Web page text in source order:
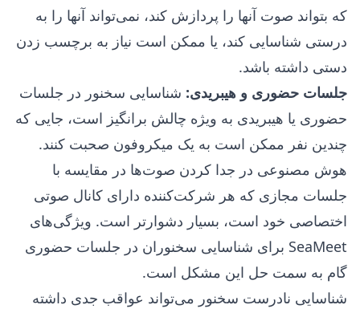
که بتواند صوت آنها را پردازش کند، نمی‌تواند آنها را به
درستی شناسایی کند، یا ممکن است نیاز به برچسب زدن
دستی داشته باشد.
جلسات حضوری و هیبریدی: شناسایی سخنور در جلسات
حضوری یا هیبریدی به ویژه چالش برانگیز است، جایی که
چندین نفر ممکن است به یک میکروفون صحبت کنند.
هوش مصنوعی در جدا کردن صوت‌ها در مقایسه با
جلسات مجازی که هر شرکت‌کننده دارای کانال صوتی
اختصاصی خود است، بسیار دشوارتر است. ویژگی‌های
SeaMeet برای شناسایی سخنوران در جلسات حضوری
گام به سمت حل این مشکل است.
شناسایی نادرست سخنور می‌تواند عواقب جدی داشته